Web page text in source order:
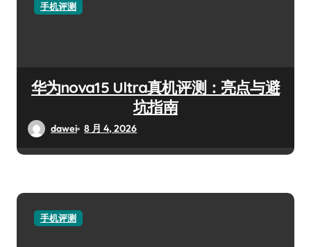
手机评测
华为nova15 Ultra真机评测：亮点与避
坑指南
dawei 8 月 4, 2026
手机评测